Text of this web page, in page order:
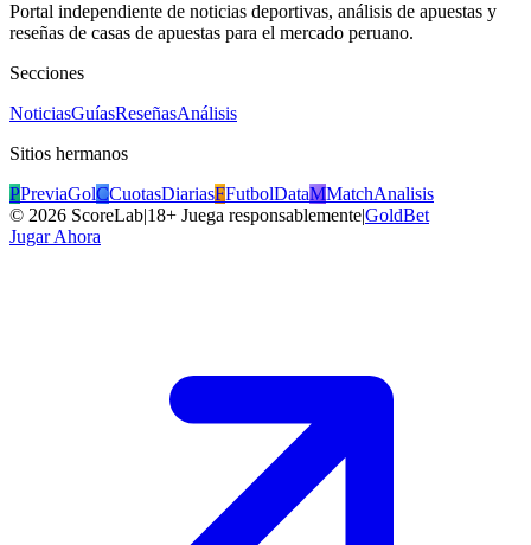
Portal independiente de noticias deportivas, análisis de apuestas y
reseñas de casas de apuestas para el mercado peruano.
Secciones
NoticiasGuíasReseñasAnálisis
Sitios hermanos
PPreviaGolCCuotasDiariasFFutbolDataMMatchAnalisis
© 2026 ScoreLab|18+ Juega responsablemente|GoldBet
Jugar Ahora